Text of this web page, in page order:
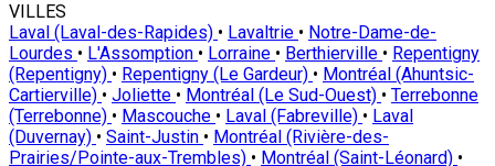
VILLES
Laval (Laval-des-Rapides) • Lavaltrie • Notre-Dame-de-
Lourdes • L'Assomption • Lorraine • Berthierville • Repentigny
(Repentigny) • Repentigny (Le Gardeur) • Montréal (Ahuntsic-
Cartierville) • Joliette • Montréal (Le Sud-Ouest) • Terrebonne
(Terrebonne) • Mascouche • Laval (Fabreville) • Laval
(Duvernay) • Saint-Justin • Montréal (Rivière-des-
Prairies/Pointe-aux-Trembles) • Montréal (Saint-Léonard) •